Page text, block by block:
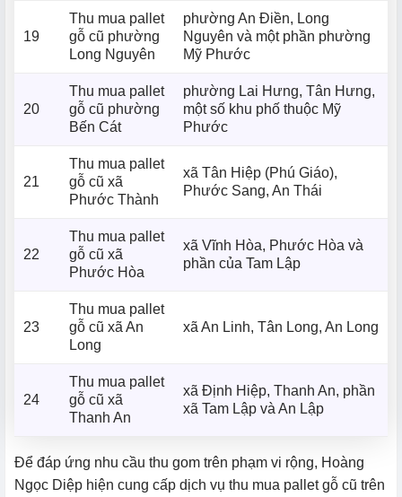
19
Thu mua pallet
gỗ cũ phường
Long Nguyên
phường An Điền, Long
Nguyên và một phần phường
Mỹ Phước
20
Thu mua pallet
gỗ cũ phường
Bến Cát
phường Lai Hưng, Tân Hưng,
một số khu phố thuộc Mỹ
Phước
21
Thu mua pallet
gỗ cũ xã
Phước Thành
xã Tân Hiệp (Phú Giáo),
Phước Sang, An Thái
22
Thu mua pallet
gỗ cũ xã
Phước Hòa
xã Vĩnh Hòa, Phước Hòa và
phần của Tam Lập
23
Thu mua pallet
gỗ cũ xã An
Long
xã An Linh, Tân Long, An Long
24
Thu mua pallet
gỗ cũ xã
Thanh An
xã Định Hiệp, Thanh An, phần
xã Tam Lập và An Lập
Để đáp ứng nhu cầu thu gom trên phạm vi rộng, Hoàng
Ngọc Diệp hiện cung cấp dịch vụ thu mua pallet gỗ cũ trên